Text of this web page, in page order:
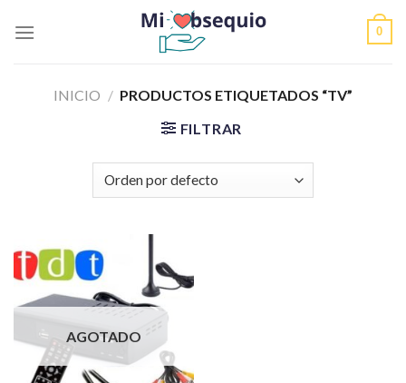
0
INICIO / PRODUCTOS ETIQUETADOS “TV”
FILTRAR
AGOTADO